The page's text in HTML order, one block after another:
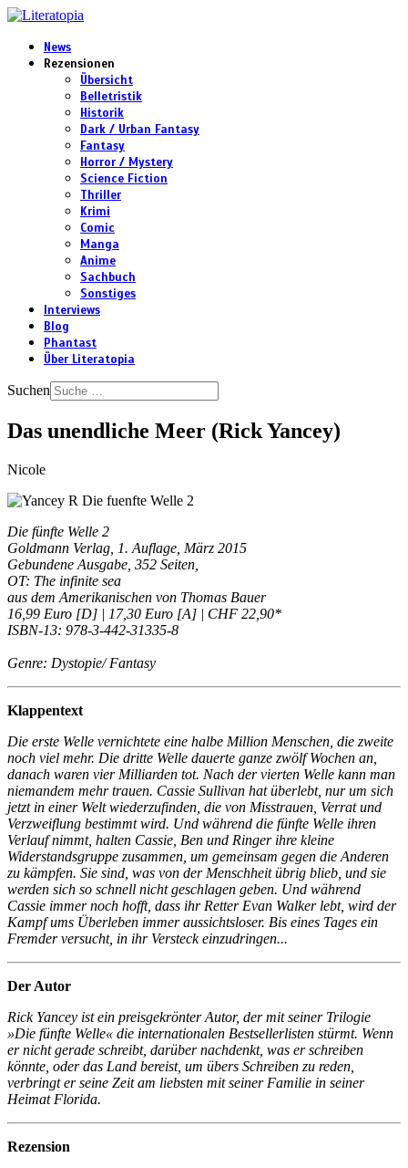
News
Rezensionen
Übersicht
Belletristik
Historik
Dark / Urban Fantasy
Fantasy
Horror / Mystery
Science Fiction
Thriller
Krimi
Comic
Manga
Anime
Sachbuch
Sonstiges
Interviews
Blog
Phantast
Über Literatopia
Suchen
Das unendliche Meer (Rick Yancey)
Nicole
Die fünfte Welle 2
Goldmann Verlag, 1. Auflage, März 2015
Gebundene Ausgabe, 352 Seiten,
OT: The infinite sea
aus dem Amerikanischen von Thomas Bauer
16,99 Euro [D] | 17,30 Euro [A] | CHF 22,90*
ISBN-13: 978-3-442-31335-8
Genre: Dystopie/ Fantasy
Klappentext
Die erste Welle vernichtete eine halbe Million Menschen, die zweite
noch viel mehr. Die dritte Welle dauerte ganze zwölf Wochen an,
danach waren vier Milliarden tot. Nach der vierten Welle kann man
niemandem mehr trauen. Cassie Sullivan hat überlebt, nur um sich
jetzt in einer Welt wiederzufinden, die von Misstrauen, Verrat und
Verzweiflung bestimmt wird. Und während die fünfte Welle ihren
Verlauf nimmt, halten Cassie, Ben und Ringer ihre kleine
Widerstandsgruppe zusammen, um gemeinsam gegen die Anderen
zu kämpfen. Sie sind, was von der Menschheit übrig blieb, und sie
werden sich so schnell nicht geschlagen geben. Und während
Cassie immer noch hofft, dass ihr Retter Evan Walker lebt, wird der
Kampf ums Überleben immer aussichtsloser. Bis eines Tages ein
Fremder versucht, in ihr Versteck einzudringen...
Der Autor
Rick Yancey ist ein preisgekrönter Autor, der mit seiner Trilogie
»Die fünfte Welle« die internationalen Bestsellerlisten stürmt. Wenn
er nicht gerade schreibt, darüber nachdenkt, was er schreiben
könnte, oder das Land bereist, um übers Schreiben zu reden,
verbringt er seine Zeit am liebsten mit seiner Familie in seiner
Heimat Florida.
Rezension